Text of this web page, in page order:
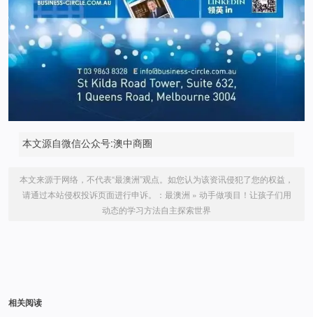
本文源自微信公众号:澳中商圈
本文来源于网络，不代表“最澳洲”观点。如您认为该资讯侵犯了您的权益，
请通过本站侵权投诉页面进行申诉。： 最澳洲 » 动手做项目！让孩子们用
动态的学习方法自主探索世界
相关阅读